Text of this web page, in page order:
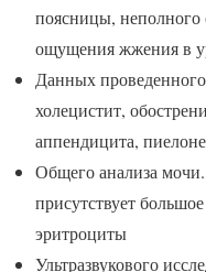
поясницы,
ощущения жжения в
Данных
холецистит,
аппендицита,
Общего анализа
присутствует
эритроциты
Ультразвукового